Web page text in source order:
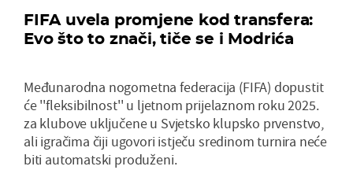
FIFA uvela promjene kod transfera:
Evo što to znači, tiče se i Modrića
Međunarodna nogometna federacija (FIFA) dopustit
će ''fleksibilnost'' u ljetnom prijelaznom roku 2025.
za klubove uključene u Svjetsko klupsko prvenstvo,
ali igračima čiji ugovori istječu sredinom turnira neće
biti automatski produženi.